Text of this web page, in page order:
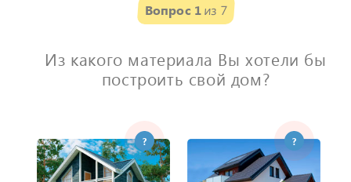
Вопрос 1из 7
Из какого материала Вы хотели бы
построить свой дом?
? ?